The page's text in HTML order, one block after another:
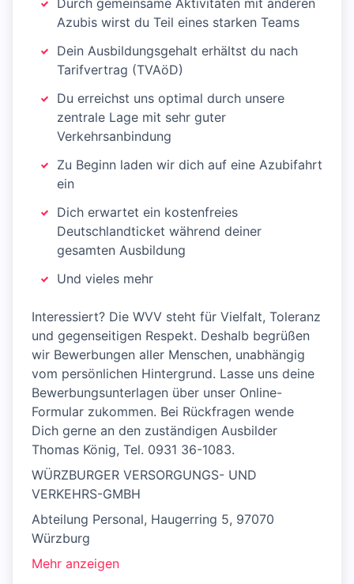
Durch gemeinsame Aktivitäten mit anderen
Azubis wirst du Teil eines starken Teams
Dein Ausbildungsgehalt erhältst du nach
Tarifvertrag (TVAöD)
Du erreichst uns optimal durch unsere
zentrale Lage mit sehr guter
Verkehrsanbindung
Zu Beginn laden wir dich auf eine Azubifahrt
ein
Dich erwartet ein kostenfreies
Deutschlandticket während deiner
gesamten Ausbildung
Und vieles mehr
Interessiert? Die WVV steht für Vielfalt, Toleranz
und gegenseitigen Respekt. Deshalb begrüßen
wir Bewerbungen aller Menschen, unabhängig
vom persönlichen Hintergrund. Lasse uns deine
Bewerbungsunterlagen über unser Online-
Formular zukommen. Bei Rückfragen wende
Dich gerne an den zuständigen Ausbilder
Thomas König, Tel. 0931 36-1083.
WÜRZBURGER VERSORGUNGS- UND
VERKEHRS-GMBH
Abteilung Personal, Haugerring 5, 97070
Würzburg
Mehr anzeigen